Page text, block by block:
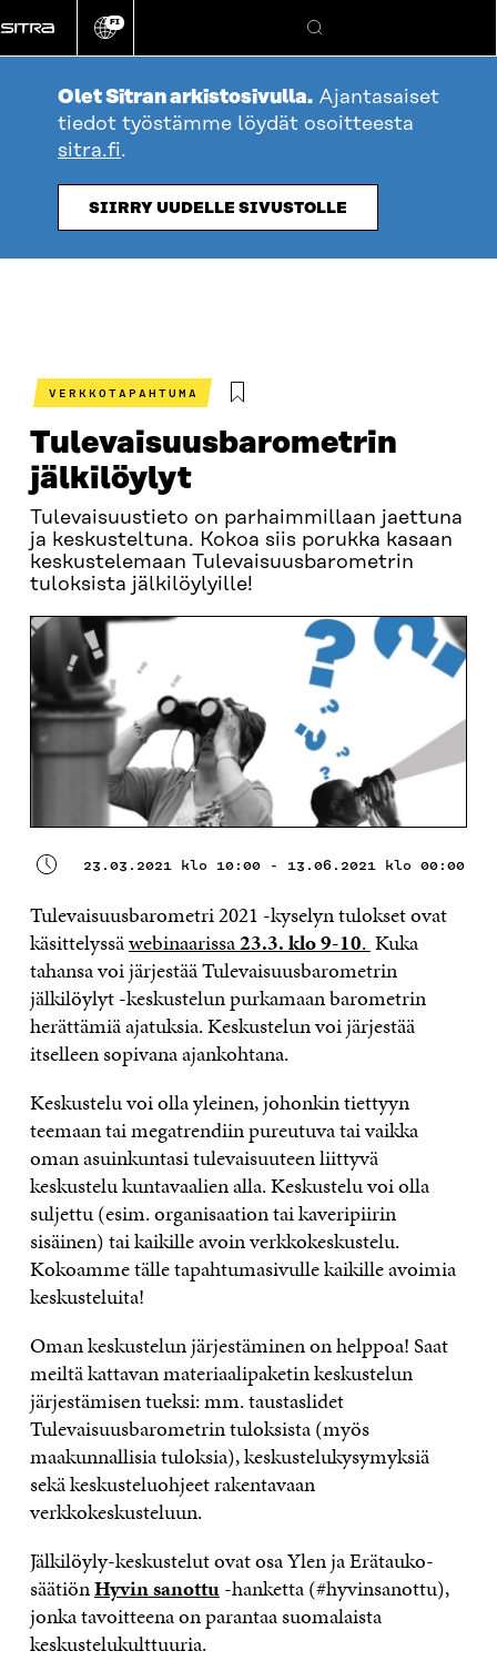
suoraan
sisältöön
Vaihda
kieli
FI
Hae
Olet Sitran arkistosivulla. Ajantasaiset
tiedot työstämme löydät osoitteesta
sitra.fi.
SIIRRY UUDELLE SIVUSTOLLE
VERKKOTAPAHTUMA
Tulevaisuusbarometrin
jälkilöylyt
Tulevaisuustieto on parhaimmillaan jaettuna
ja keskusteltuna. Kokoa siis porukka kasaan
keskustelemaan Tulevaisuusbarometrin
tuloksista jälkilöylyille!
23.03.2021 klo 10:00 - 13.06.2021 klo 00:00
Tulevaisuusbarometri 2021 -kyselyn tulokset ovat
käsittelyssäwebinaarissa23.3. klo 9-10. Kuka
tahansa voi järjestää Tulevaisuusbarometrin
jälkilöylyt -keskustelun purkamaan barometrin
herättämiä ajatuksia. Keskustelun voi järjestää
itselleen sopivana ajankohtana.
Keskustelu voi olla yleinen, johonkin tiettyyn
teemaan tai megatrendiin pureutuva tai vaikka
oman asuinkuntasi tulevaisuuteen liittyvä
keskustelu kuntavaalien alla. Keskustelu voi olla
suljettu (esim. organisaation tai kaveripiirin
sisäinen) tai kaikille avoin verkkokeskustelu.
Kokoamme tälle tapahtumasivulle kaikille avoimia
keskusteluita!
Oman keskustelun järjestäminen on helppoa! Saat
meiltä kattavan materiaalipaketin keskustelun
järjestämisen tueksi: mm. taustaslidet
Tulevaisuusbarometrin tuloksista (myös
maakunnallisia tuloksia), keskustelukysymyksiä
sekä keskusteluohjeet rakentavaan
verkkokeskusteluun.
Jälkilöyly-keskustelut ovat osa Ylen ja Erätauko-
säätiönHyvin sanottu-hanketta (#hyvinsanottu),
jonka tavoitteena on parantaa suomalaista
keskustelukulttuuria.